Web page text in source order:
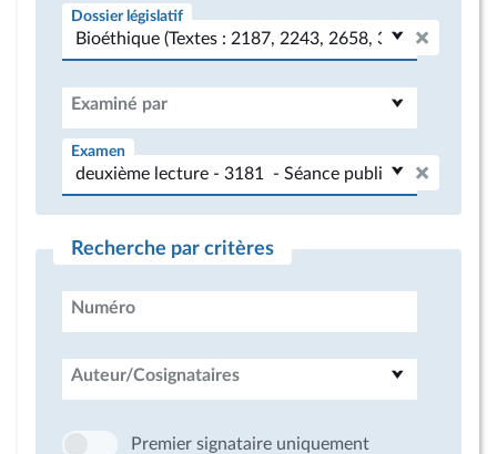
Dossier législatif
Examiné par
Examen
Recherche par critères
Numéro
Auteur/Cosignataires
Premier signataire uniquement